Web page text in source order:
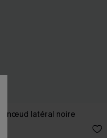
nœud latéral noire